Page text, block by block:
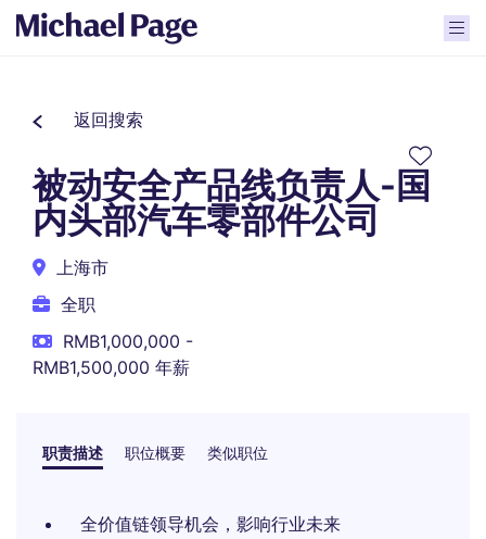
返回搜索
被动安全产品线负责人-国
内头部汽车零部件公司
上海市
全职
RMB1,000,000 -
RMB1,500,000 年薪
职责描述 职位概要 类似职位
全价值链领导机会，影响行业未来